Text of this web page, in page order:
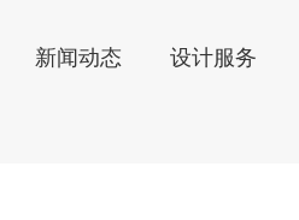
新闻动态 设计服务